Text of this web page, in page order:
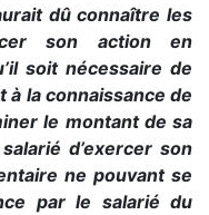
dû connaître les
son action en
soit nécessaire de
la connaissance de
le montant de sa
d’exercer son
ne pouvant se
par le salarié du